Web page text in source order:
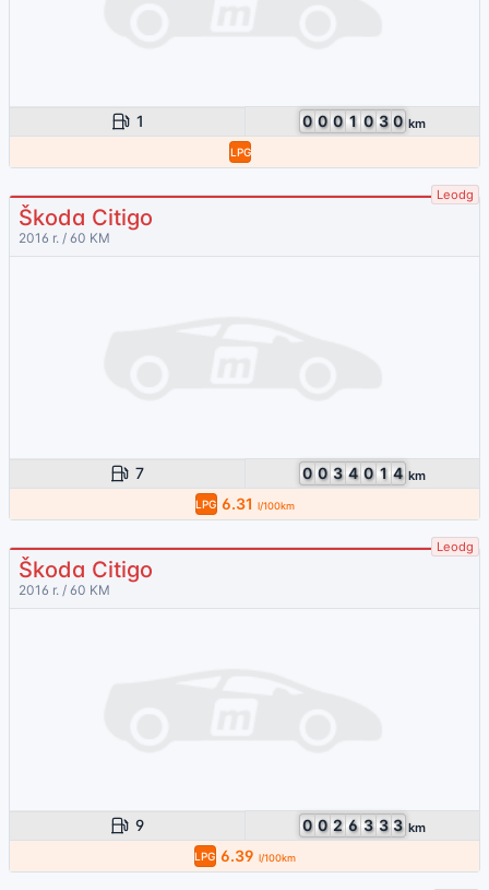
1 0 0 0 1 0 3 0 km
LPG
Leodg
Škoda Citigo
2016 r. / 60 KM
7 0 0 3 4 0 1 4 km
LPG 6.31 l/100km
Leodg
Škoda Citigo
2016 r. / 60 KM
9 0 0 2 6 3 3 3 km
LPG 6.39 l/100km